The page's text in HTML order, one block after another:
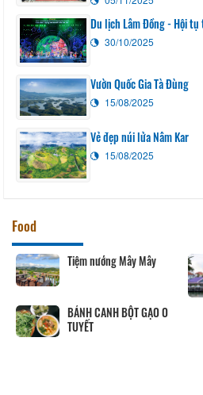
Du lịch Lâm Đồng - Hội
30/10/2025
Vườn Quốc Gia Tà Đùng
15/08/2025
Vẻ đẹp núi lửa Nâm Kar
15/08/2025
Food
Tiệm nướng Mây Mây
BÁNH CANH BỘT GẠO O
TUYẾT